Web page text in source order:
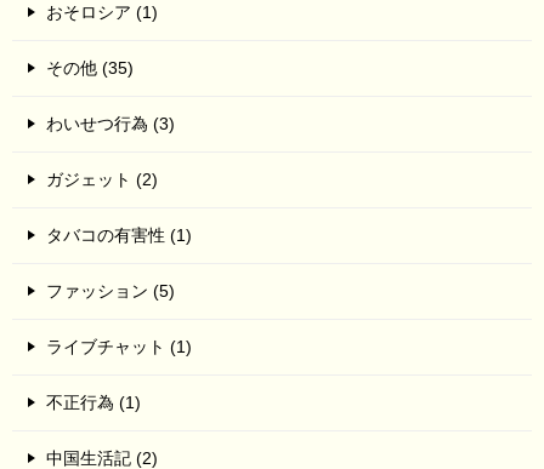
おそロシア (1)
その他 (35)
わいせつ行為 (3)
ガジェット (2)
タバコの有害性 (1)
ファッション (5)
ライブチャット (1)
不正行為 (1)
中国生活記 (2)